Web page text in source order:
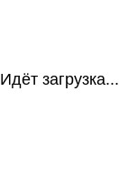
Идёт загрузка...